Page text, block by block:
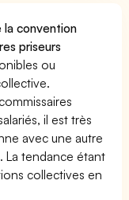
la convention
priseurs
ou
il est très
avec une autre
tendance étant
collectives en